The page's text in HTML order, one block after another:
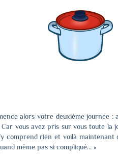
alors votre deuxième journée
Car vous avez pris sur vous toute la
comprend rien et voilà
même pas si compliqué… »